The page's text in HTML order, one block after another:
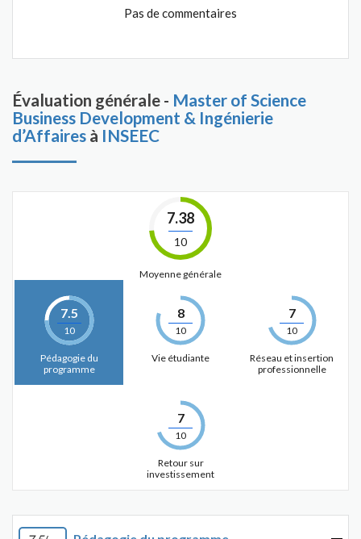
Pas de commentaires
Évaluation générale - Master of Science
Business Development & Ingénierie
d’Affaires à INSEEC
7.38
10
Moyenne générale
7.5
10
Pédagogie du
programme
8
10
Vie étudiante
7
10
Réseau et insertion
professionnelle
7
10
Retour sur
investissement